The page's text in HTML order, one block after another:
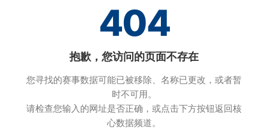
404
抱歉，您访问的页面不存在
您寻找的赛事数据可能已被移除、名称已更改，或者暂
时不可用。
请检查您输入的网址是否正确，或点击下方按钮返回核
心数据频道。